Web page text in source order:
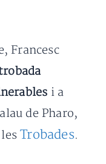
Francesc
i a
de Pharo,
lesTrobades.